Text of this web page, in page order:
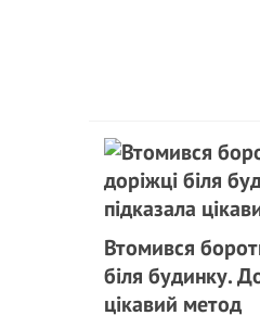
Втомився
біля будинку.
цікавий метод